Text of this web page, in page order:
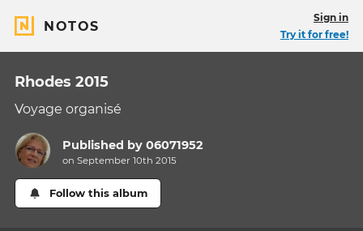
NOTOS
Sign in
Try it for free!
Rhodes 2015
Voyage organisé
Published by06071952
on September 10th 2015
Follow this album